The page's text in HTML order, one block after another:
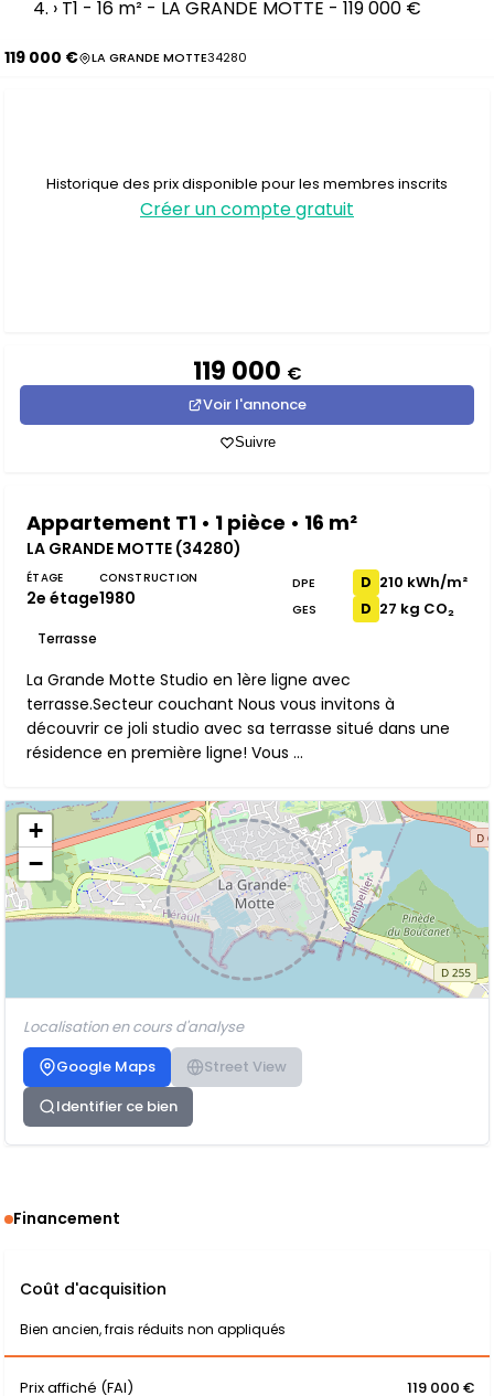
› T1 - 16 m² - LA GRANDE MOTTE - 119 000 €
119 000 € LA GRANDE MOTTE34280
Historique des prix disponible pour les membres inscrits
Créer un compte gratuit
119 000 €
Voir l'annonce
Suivre
Appartement T1 • 1 pièce • 16 m²
LA GRANDE MOTTE (34280)
ÉTAGE
2e étage
CONSTRUCTION
1980
Terrasse
DPE D 210 kWh/m²
GES D 27 kg CO₂
La Grande Motte Studio en 1ère ligne avec
terrasse.Secteur couchant Nous vous invitons à
découvrir ce joli studio avec sa terrasse situé dans une
résidence en première ligne! Vous ...
+
−
Localisation en cours d'analyse
Google Maps
Street View
Identifier ce bien
Financement
Coût d'acquisition
Bien ancien, frais réduits non appliqués
Prix affiché (FAI) 119 000 €